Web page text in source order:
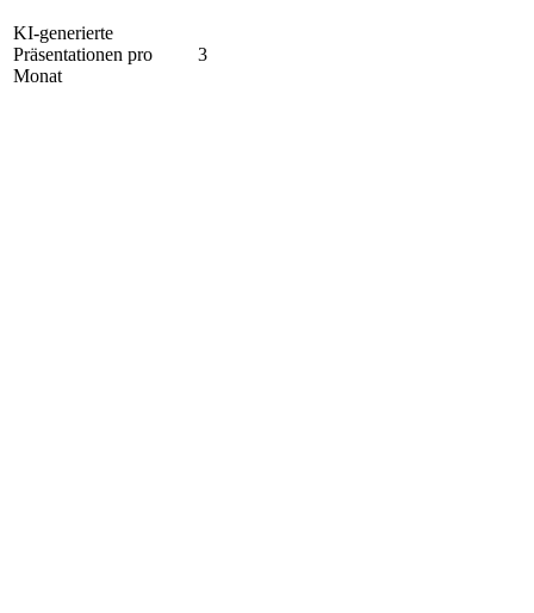
KI-generierte
Präsentationen pro
Monat
3